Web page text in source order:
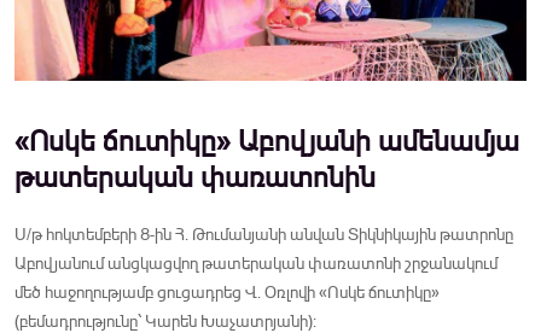
«Ոսկե ճուտիկը» Աբովյանի ամենամյա
թատերական փառատոնին
Ս/թ հոկտեմբերի 8-ին Հ. Թումանյանի անվան Տիկնիկային թատրոնը
Աբովյանում անցկացվող թատերական փառատոնի շրջանակում
մեծ հաջողությամբ ցուցադրեց Վ. Օռլովի «Ոսկե ճուտիկը»
(բեմադրությունը՝ Կարեն Խաչատրյանի):